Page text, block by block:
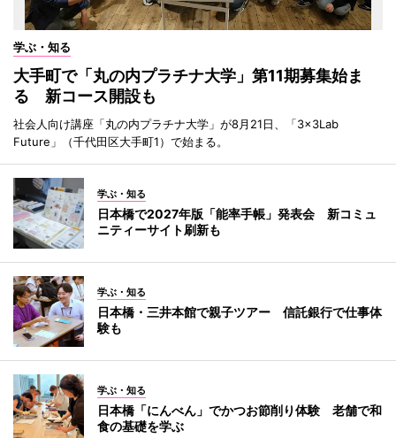
学ぶ・知る
大手町で「丸の内プラチナ大学」第11期募集始ま
る 新コース開設も
社会人向け講座「丸の内プラチナ大学」が8月21日、「3×3Lab
Future」（千代田区大手町1）で始まる。
学ぶ・知る
日本橋で2027年版「能率手帳」発表会 新コミュ
ニティーサイト刷新も
学ぶ・知る
日本橋・三井本館で親子ツアー 信託銀行で仕事体
験も
学ぶ・知る
日本橋「にんべん」でかつお節削り体験 老舗で和
食の基礎を学ぶ